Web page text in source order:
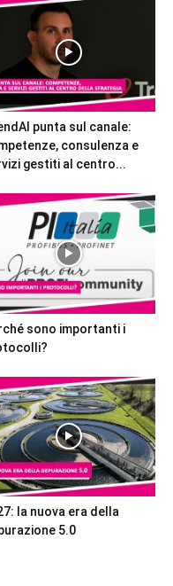
punta sul canale:
consulenza e
gestiti al centro...
sono importanti i
la nuova era della
5.0